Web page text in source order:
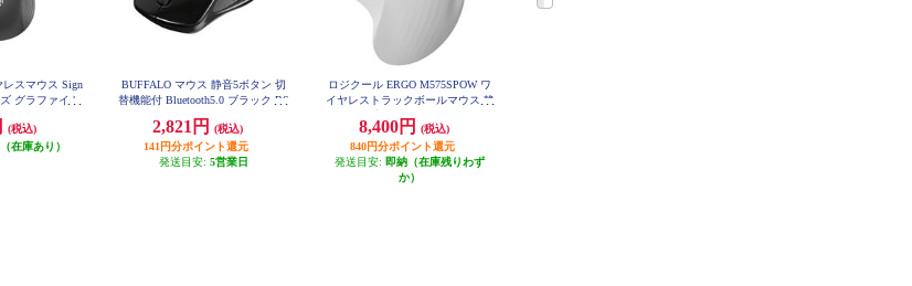
スマウス Sign
グラファイト
(税込)
在庫あり）
BUFFALO マウス 静音5ボタン 切
替機能付 Bluetooth5.0 ブラック BS
2,821円
(税込)
141円分ポイント還元
発送目安: 5営業日
ロジクール ERGO M575SPOW ワ
イヤレストラックボールマウス 静
8,400円
(税込)
840円分ポイント還元
発送目安: 即納（在庫残りわず
か）